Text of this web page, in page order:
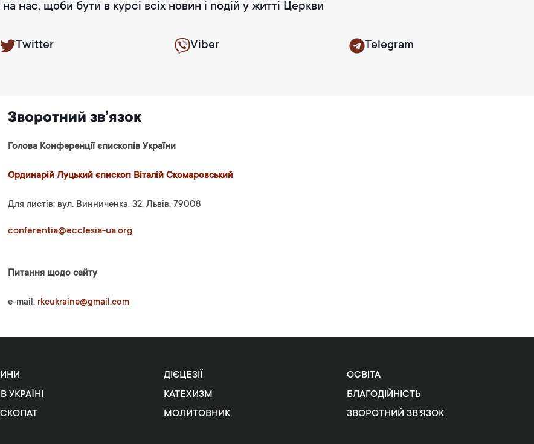
нас, щоби бути в курсі всіх новин і подій у житті Церкви
Twitter Viber Telegram
Зворотний зв’язок
Голова Конференції єпископів України
Ординарій Луцький єпископ Віталій Скомаровський
Для листів: вул. Винниченка, 32, Львів, 79008
conferentia@ecclesia-ua.org
Питання щодо сайту
e-mail: rkcukraine@gmail.com
УКРАЇНІ
ДІЄЦЕЗІЇ
КАТЕХИЗМ
МОЛИТОВНИК
ОСВІТА
БЛАГОДІЙНІСТЬ
ЗВОРОТНИЙ ЗВ’ЯЗОК